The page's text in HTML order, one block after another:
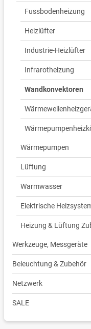
Fussbodenheizung
Heizlüfter
Industrie-Heizlüfter
Infrarotheizung
Wandkonvektoren
Wärmepumpen
Lüftung
Warmwasser
Elektrische
Heizung & Lüftung
Werkzeuge, Messgeräte
Beleuchtung & Zubehör
Netzwerk
SALE